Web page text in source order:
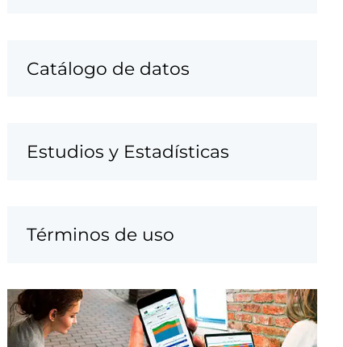
Catálogo de datos
Estudios y Estadísticas
Términos de uso